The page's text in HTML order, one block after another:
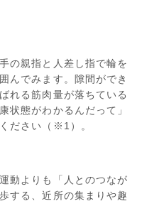
の親指と人差し指で輪を
んでみます。隙間ができ
れる筋肉量が落ちている
状態がわかるんだって」
ださい（※1）。
動よりも「人とのつなが
する、近所の集まりや趣